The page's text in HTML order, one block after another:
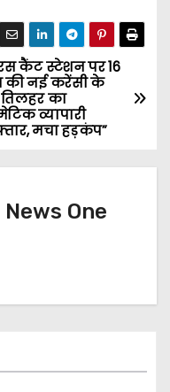
कैंट स्टेशन पर 16
की नई करेंसी के
का
व्यापारी
मचा हड़कंप”
News One